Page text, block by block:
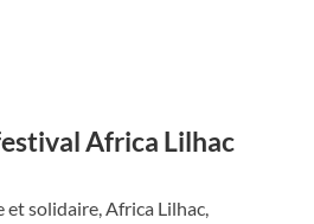
Africa Lilhac
et solidaire, Africa Lilhac,